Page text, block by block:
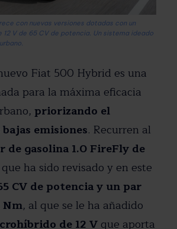
con nuevas versiones dotadas con un
V de 65 CV de potencia. Un sistema ideado
Fiat 500 Hybrid es una
para la máxima eficacia
priorizando el
emisiones. Recurren al
de gasolina 1.0 FireFly de
ha sido revisado y en este
CV de potencia y un par
Nm, al que se le ha añadido
de 12 V que aporta